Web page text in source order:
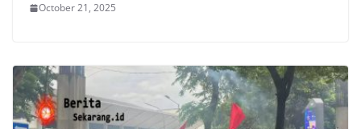
October 21, 2025